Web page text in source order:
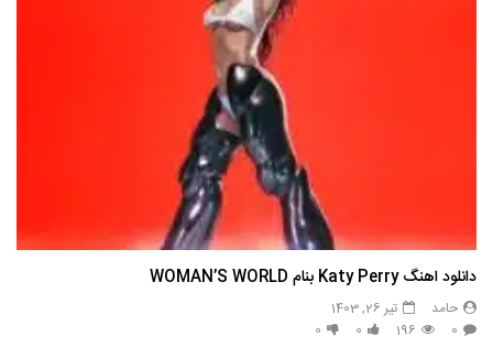
دانلود اهنگ Katy Perry بنام WOMAN’S WORLD
حامد
تیر 26, 1403
0
196
0
0